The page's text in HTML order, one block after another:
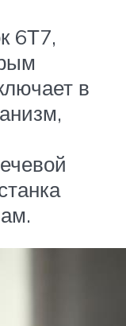
6Т7,
в